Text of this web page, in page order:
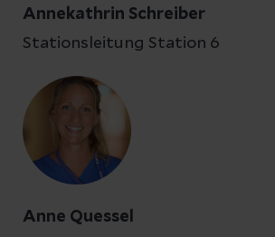
Annekathrin Schreiber
Stationsleitung Station 6
Anne Quessel